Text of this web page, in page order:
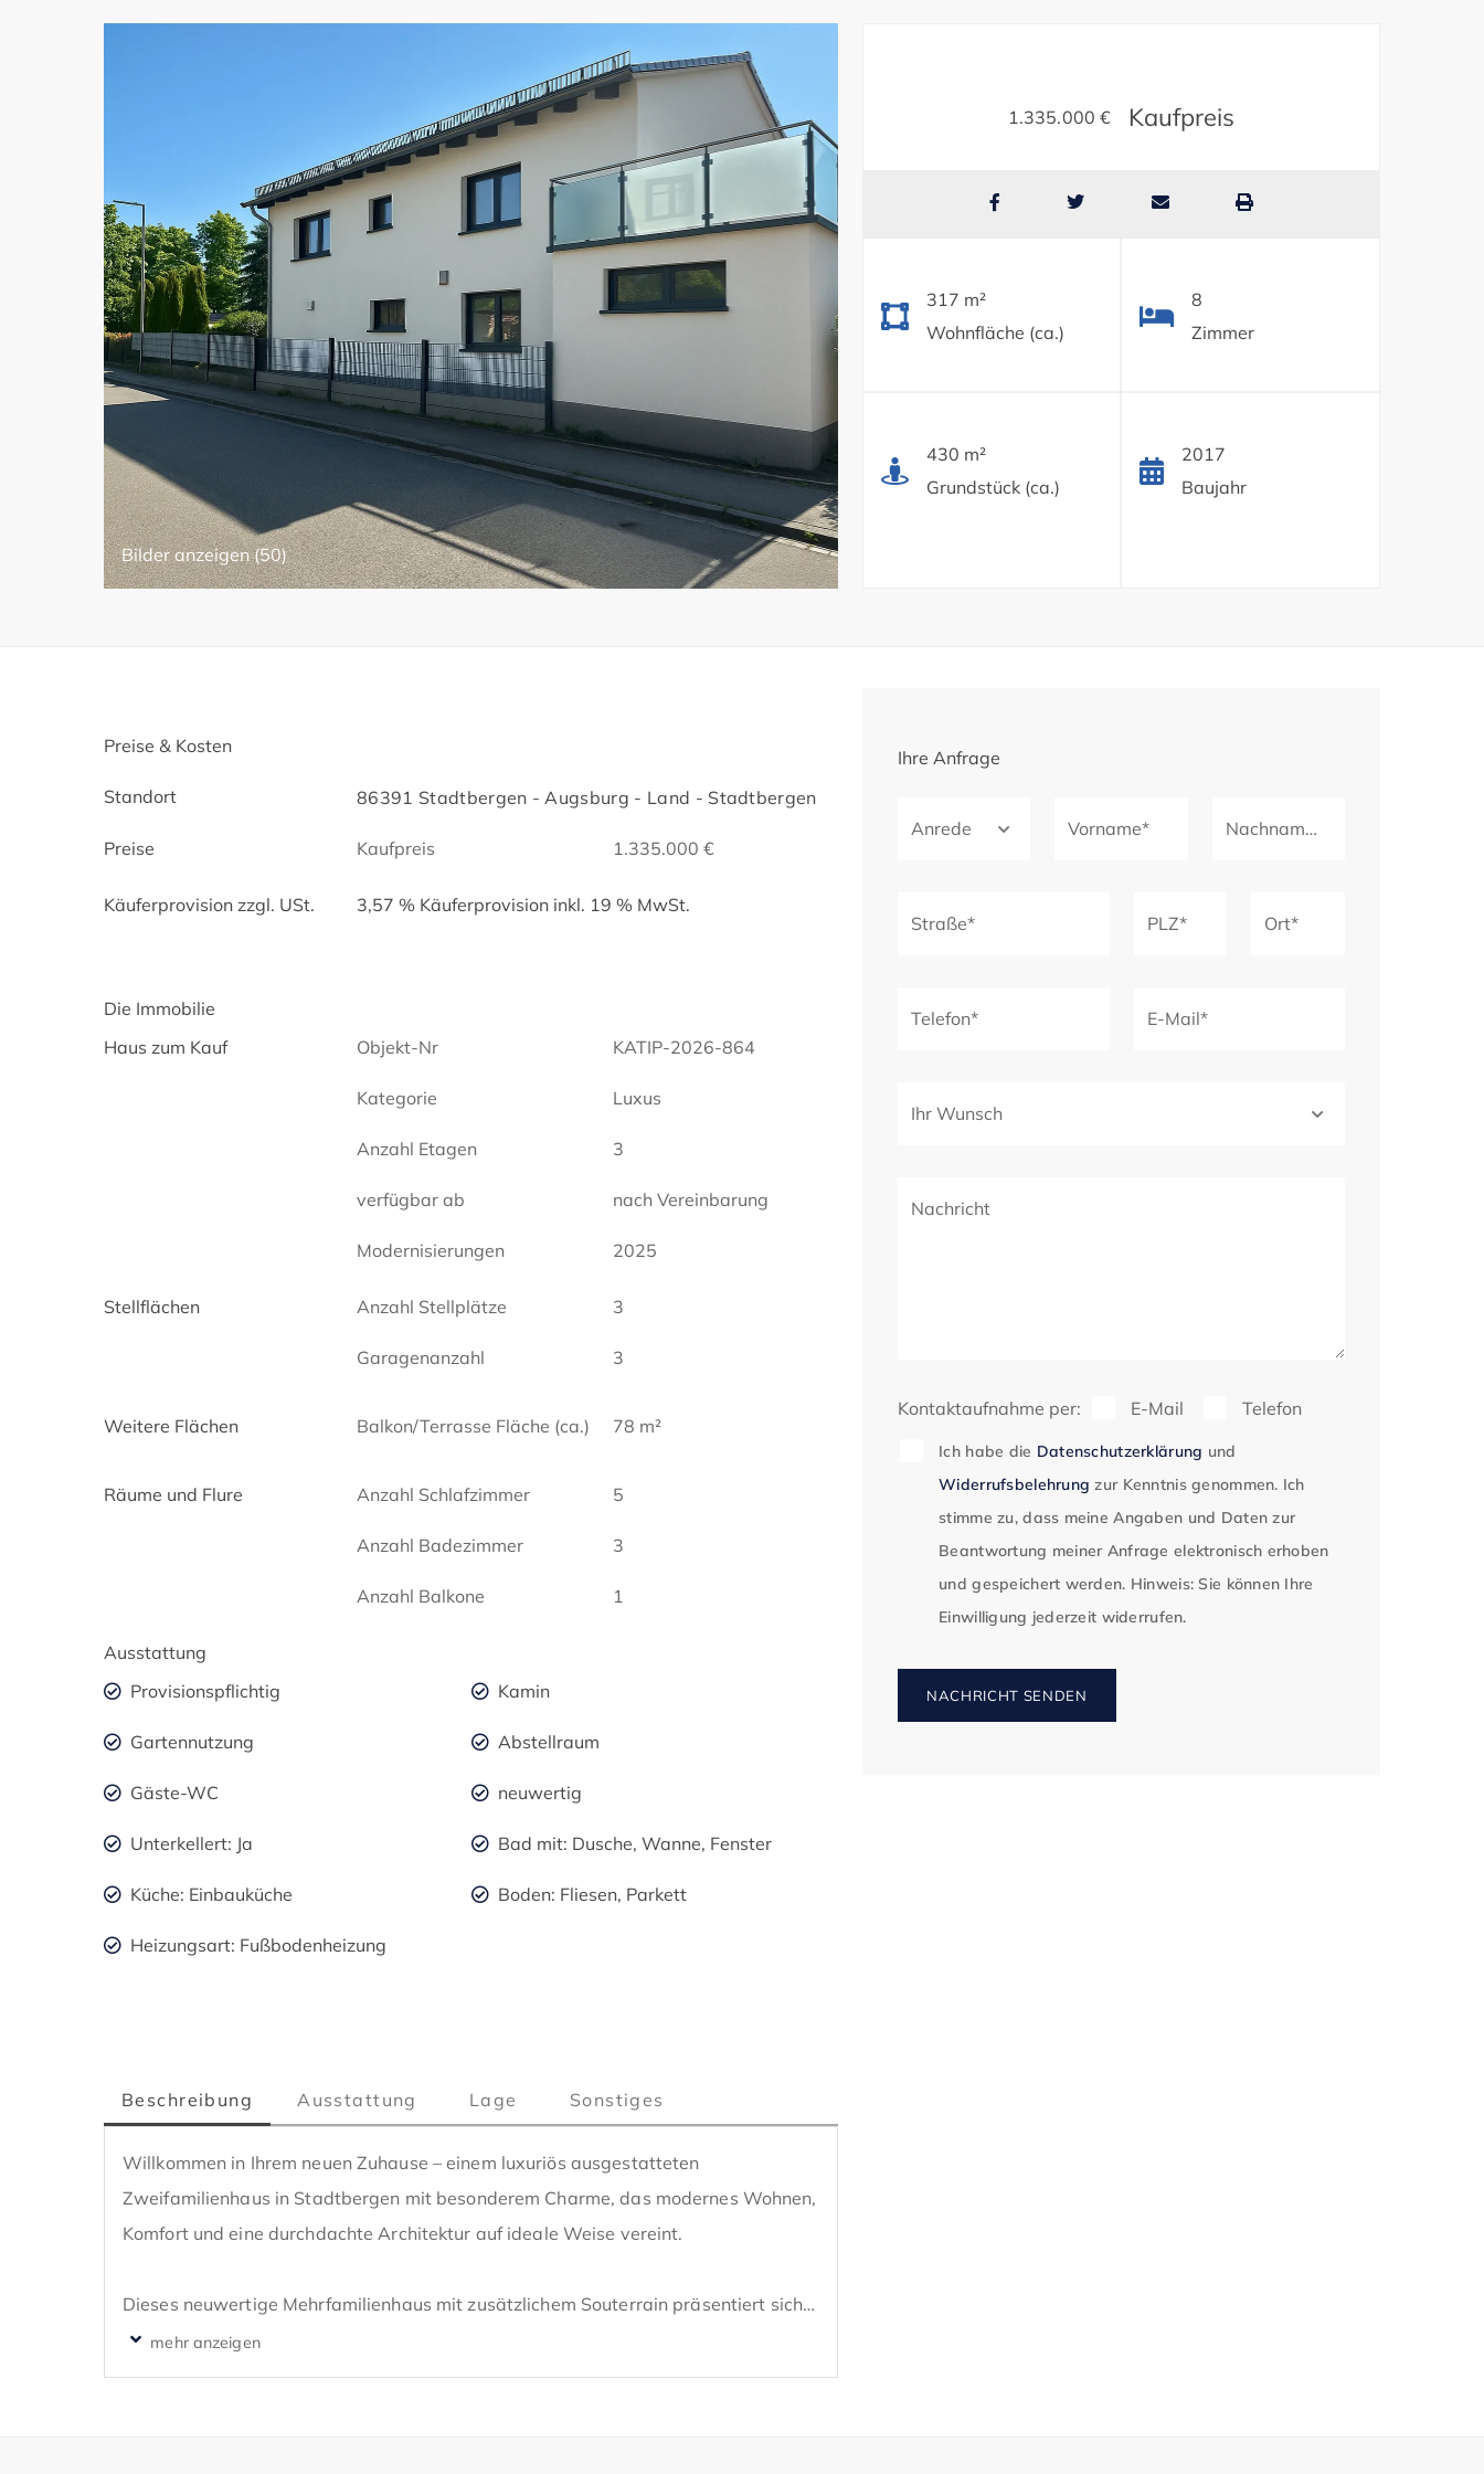
Bilder anzeigen (50)
1.335.000 € Kaufpreis
317 m²
Wohnfläche (ca.)
8
Zimmer
430 m²
Grundstück (ca.)
2017
Baujahr
Preise & Kosten
Standort 86391 Stadtbergen - Augsburg - Land - Stadtbergen
Preise Kaufpreis 1.335.000 €
Käuferprovision zzgl. USt. 3,57 % Käuferprovision inkl. 19 % MwSt.
Die Immobilie
Haus zum Kauf
Objekt-Nr KATIP-2026-864
Kategorie Luxus
Anzahl Etagen 3
verfügbar ab nach Vereinbarung
Modernisierungen 2025
Stellflächen Anzahl Stellplätze 3
Garagenanzahl 3
Weitere Flächen Balkon/Terrasse Fläche (ca.) 78 m²
Räume und Flure Anzahl Schlafzimmer 5
Anzahl Badezimmer 3
Anzahl Balkone 1
Ausstattung
Provisionspflichtig
Kamin
Gartennutzung Abstellraum
Gäste-WC neuwertig
Unterkellert: Ja Bad mit: Dusche, Wanne, Fenster
Küche: Einbauküche Boden: Fliesen, Parkett
Heizungsart: Fußbodenheizung
Beschreibung Ausstattung Lage Sonstiges
Willkommen in Ihrem neuen Zuhause – einem luxuriös ausgestatteten
Zweifamilienhaus in Stadtbergen mit besonderem Charme, das modernes Wohnen,
Komfort und eine durchdachte Architektur auf ideale Weise vereint.
Dieses neuwertige Mehrfamilienhaus mit zusätzlichem Souterrain präsentiert sich
als hochwertig ausgestattete und äußerst gepflegte Immobilie mit flexibler
Nutzungsmöglichkeit.
Ihre Anfrage
Anrede Vorname* Nachname*
Straße* PLZ* Ort*
Telefon* E-Mail*
Ihr Wunsch
Nachricht
Kontaktaufnahme per: E-Mail Telefon
Ich habe die Datenschutzerklärung und
Widerrufsbelehrung zur Kenntnis genommen. Ich
stimme zu, dass meine Angaben und Daten zur
Beantwortung meiner Anfrage elektronisch erhoben
und gespeichert werden. Hinweis: Sie können Ihre
Einwilligung jederzeit widerrufen.
NACHRICHT SENDEN